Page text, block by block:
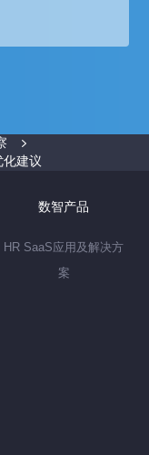
建议
数智产品
HR SaaS应用及解决方
案